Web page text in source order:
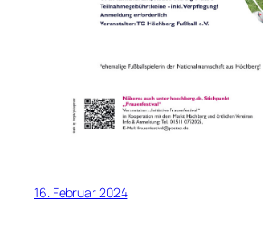
16. Februar 2024